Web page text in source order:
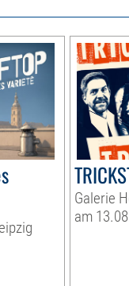
Galerie
am